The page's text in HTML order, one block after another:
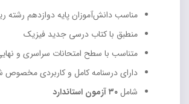
مناسب دانش‌آموزان پایه دوازدهم رشته
منطبق با کتاب درسی جدید فیزیک
متناسب با سطح امتحانات سراسری و
دارای درسنامه کامل و کاربردی
شامل۳۰ آزمون استاندارد